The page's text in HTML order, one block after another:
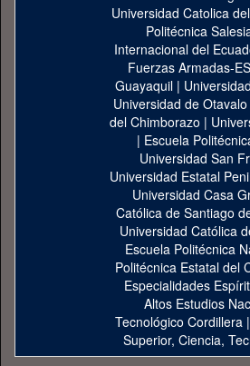
Universidad Catolica
Politécnica
Internacional del
Fuerzas Armadas-
Guayaquil|
Universidad de Otavalo
del Chimborazo |
| Escuela
Universidad San
Universidad Estatal
Universidad Casa
Católica de Santiago
Universidad Católica
Escuela Politécnica
Politécnica Estatal del
Especialidades
Altos Estudios
Tecnológico Cordillera |
Superior, Ciencia,